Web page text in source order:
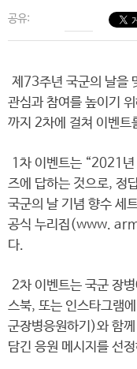
공유:
제73주년 국군의 날을
관심과 참여를 높이기
까지 2차에 걸쳐 이벤트
1차 이벤트는 “2021
즈에 답하는 것으로, 정
국군의 날 기념 향수 세
공식 누리집(www.
다.
2차 이벤트는 국군 장
스북, 또는 인스타그램
군장병응원하기)와 함
담긴 응원 메시지를 선